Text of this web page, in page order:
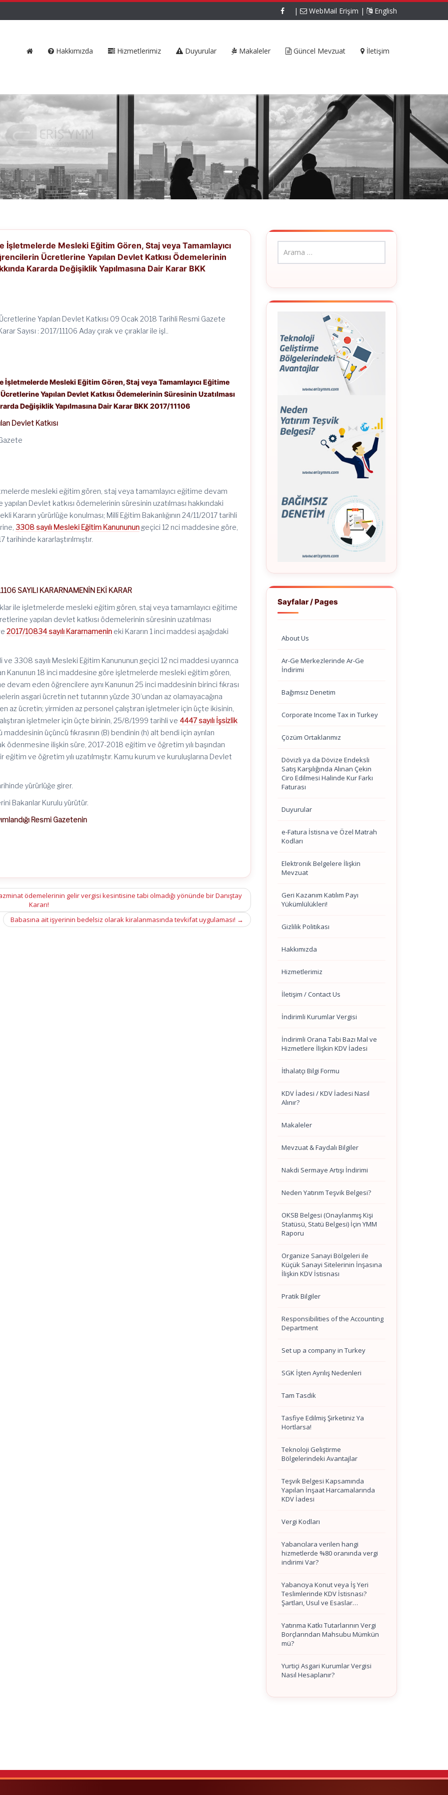
| WebMail Erişim | English
Hakkımızda Hizmetlerimiz Duyurular Makaleler Güncel Mevzuat İletişim
İşletmelerde Mesleki Eğitim Gören, Staj veya Tamamlayıcı
Ücretlerine Yapılan Devlet Katkısı Ödemelerinin
Kararda Değişiklik Yapılmasına Dair Karar BKK
Yapılan Devlet Katkısı 09 Ocak 2018 Tarihli Resmi Gazete
Sayısı : 2017/11106 Aday çırak ve çıraklar ile işl..
İşletmelerde Mesleki Eğitim Gören, Staj veya Tamamlayıcı Eğitime
Yapılan Devlet Katkısı Ödemelerinin Süresinin Uzatılması
Değişiklik Yapılmasına Dair Karar BKK 2017/11106
Devlet Katkısı
mesleki eğitim gören, staj veya tamamlayıcı eğitime devam
Devlet katkısı ödemelerinin süresinin uzatılması hakkındaki
Kararın yürürlüğe konulması; Millî Eğitim Bakanlığının 24/11/2017 tarihli
3308 sayılı Mesleki Eğitim Kanununun geçici 12 nci maddesine göre,
tarihinde kararlaştırılmıştır.
SAYILI KARARNAMENİN EKİ KARAR
ile işletmelerde mesleki eğitim gören, staj veya tamamlayıcı eğitime
yapılan devlet katkısı ödemelerinin süresinin uzatılması
2017/10834 sayılı Kararnamenin eki Kararın 1 inci maddesi aşağıdaki
ve 3308 sayılı Mesleki Eğitim Kanununun geçici 12 nci maddesi uyarınca
Kanunun 18 inci maddesine göre işletmelerde mesleki eğitim gören,
devam eden öğrencilere aynı Kanunun 25 inci maddesinin birinci fıkrası
asgari ücretin net tutarının yüzde 30’undan az olamayacağına
az ücretin; yirmiden az personel çalıştıran işletmeler için üçte ikisinin,
işletmeler için üçte birinin, 25/8/1999 tarihli ve 4447 sayılı İşsizlik
maddesinin üçüncü fıkrasının (B) bendinin (h) alt bendi için ayrılan
ödenmesine ilişkin süre, 2017-2018 eğitim ve öğretim yılı başından
ve öğretim yılı uzatılmıştır. Kamu kurum ve kuruluşlarına Devlet
yürürlüğe girer.
Bakanlar Kurulu yürütür.
Resmi Gazetenin
ödemelerinin gelir vergisi kesintisine tabi olmadığı yönünde bir Danıştay
Kararı!
Babasına ait işyerinin bedelsiz olarak kiralanmasında tevkifat uygulaması! →
Sayfalar / Pages
About Us
Ar-Ge Merkezlerinde Ar-Ge
İndirimi
Bağımsız Denetim
Corporate Income Tax in Turkey
Çözüm Ortaklarımız
Dövizli ya da Dövize Endeksli
Satış Karşılığında Alınan Çekin
Ciro Edilmesi Halinde Kur Farkı
Faturası
Duyurular
e-Fatura İstisna ve Özel Matrah
Kodları
Elektronik Belgelere İlişkin
Mevzuat
Geri Kazanım Katılım Payı
Yükümlülükleri!
Gizlilik Politikası
Hakkımızda
Hizmetlerimiz
İletişim / Contact Us
İndirimli Kurumlar Vergisi
İndirimli Orana Tabi Bazı Mal ve
Hizmetlere İlişkin KDV İadesi
İthalatçı Bilgi Formu
KDV İadesi / KDV İadesi Nasıl
Alınır?
Makaleler
Mevzuat & Faydalı Bilgiler
Nakdi Sermaye Artışı İndirimi
Neden Yatırım Teşvik Belgesi?
OKSB Belgesi (Onaylanmış Kişi
Statüsü, Statü Belgesi) İçin YMM
Raporu
Organize Sanayi Bölgeleri ile
Küçük Sanayi Sitelerinin İnşasına
İlişkin KDV İstisnası
Pratik Bilgiler
Responsibilities of the Accounting
Department
Set up a company in Turkey
SGK İşten Ayrılış Nedenleri
Tam Tasdik
Tasfiye Edilmiş Şirketiniz Ya
Hortlarsa!
Teknoloji Geliştirme
Bölgelerindeki Avantajlar
Teşvik Belgesi Kapsamında
Yapılan İnşaat Harcamalarında
KDV İadesi
Vergi Kodları
Yabancılara verilen hangi
hizmetlerde %80 oranında vergi
indirimi Var?
Yabancıya Konut veya İş Yeri
Teslimlerinde KDV İstisnası?
Şartları, Usul ve Esaslar…
Yatırıma Katkı Tutarlarının Vergi
Borçlarından Mahsubu Mümkün
mü?
Yurtiçi Asgari Kurumlar Vergisi
Nasıl Hesaplanır?